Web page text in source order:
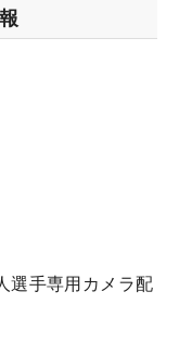
選手専用カメラ配